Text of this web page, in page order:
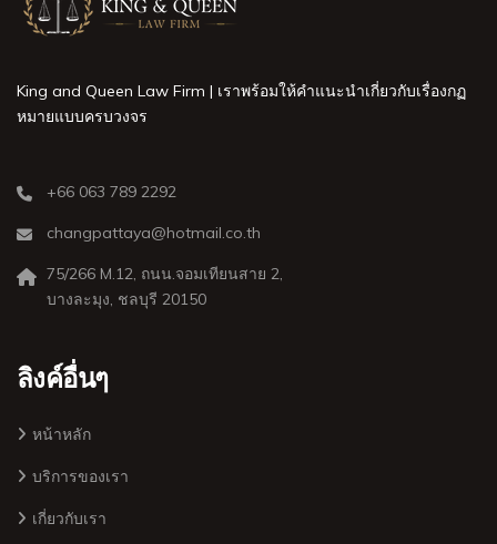
King and Queen Law Firm | เราพร้อมให้คำแนะนำเกี่ยวกับเรื่องกฏ
หมายแบบครบวงจร
+66 063 789 2292
changpattaya@hotmail.co.th
75/266 M.12, ถนน.จอมเทียนสาย 2,
บางละมุง, ชลบุรี 20150
ลิงค์อื่นๆ
หน้าหลัก
บริการของเรา
เกี่ยวกับเรา